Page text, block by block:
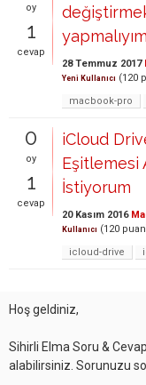
oy
1
cevap
28 Temmuz 2017
Yeni Kullanıcı (120
macbook-pro
0
oy
1
cevap
iCloud
Eşitlemesi
İstiyorum
20 Kasım 2016
Kullanıcı (120
icloud-drive
Hoş geldiniz,
Sihirli Elma Soru &
alabilirsiniz. Sorunuzu